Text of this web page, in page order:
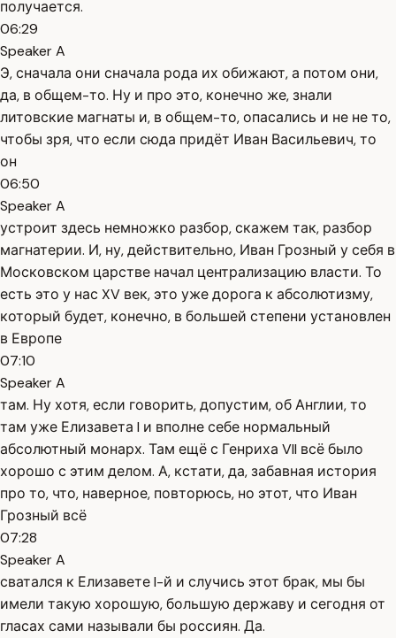
получается.
06:29
Speaker A
Э, сначала они сначала рода их обижают, а потом они,
да, в общем-то. Ну и про это, конечно же, знали
литовские магнаты и, в общем-то, опасались и не не то,
чтобы зря, что если сюда придёт Иван Васильевич, то
он
06:50
Speaker A
устроит здесь немножко разбор, скажем так, разбор
магнатерии. И, ну, действительно, Иван Грозный у себя в
Московском царстве начал централизацию власти. То
есть это у нас XV век, это уже дорога к абсолютизму,
который будет, конечно, в большей степени установлен
в Европе
07:10
Speaker A
там. Ну хотя, если говорить, допустим, об Англии, то
там уже Елизавета I и вполне себе нормальный
абсолютный монарх. Там ещё с Генриха VII всё было
хорошо с этим делом. А, кстати, да, забавная история
про то, что, наверное, повторюсь, но этот, что Иван
Грозный всё
07:28
Speaker A
сватался к Елизавете I-й и случись этот брак, мы бы
имели такую хорошую, большую державу и сегодня от
гласах сами называли бы россиян. Да.